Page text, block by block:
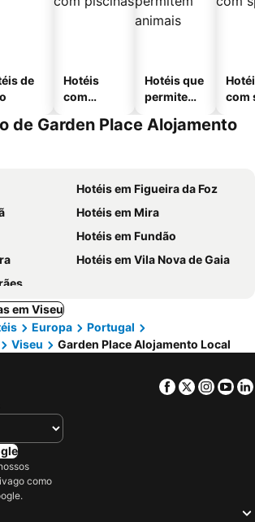
de
Hotéis
com
Hotéis que
permitem
com
de Garden Place Alojamento
Hotéis em Figueira da Foz
Hotéis em Mira
Hotéis em Fundão
Hotéis em Vila Nova de Gaia
em Viseu
Europa
Portugal
Viseu Garden Place Alojamento Local
Facebook
Twitter
como